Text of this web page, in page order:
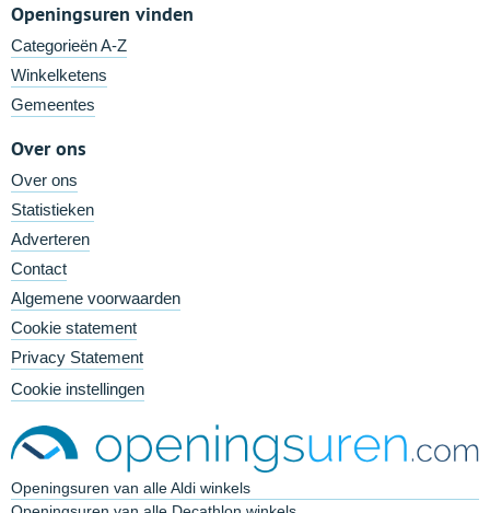
Openingsuren vinden
Categorieën A-Z
Winkelketens
Gemeentes
Over ons
Over ons
Statistieken
Adverteren
Contact
Algemene voorwaarden
Cookie statement
Privacy Statement
Cookie instellingen
Openingsuren van alle Aldi winkels